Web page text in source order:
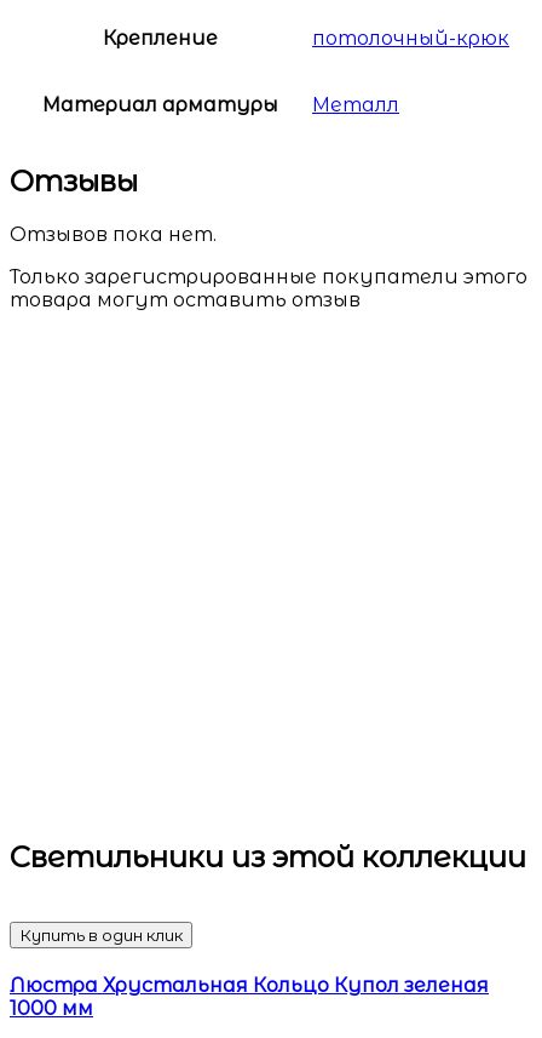
Крепление потолочный-крюк
Материал арматуры Металл
Отзывы
Отзывов пока нет.
Только зарегистрированные покупатели этого
товара могут оставить отзыв
Светильники из этой коллекции
Купить в один клик
Люстра Хрустальная Кольцо Купол зеленая
1000 мм